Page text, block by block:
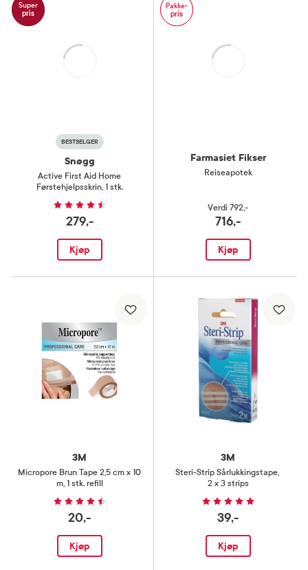
Super
pris
BESTSELGER
Snøgg
Active First Aid Home
Førstehjelpsskrin, 1 stk.
279,-
Kjøp
Pakke-
pris
Farmasiet Fikser
Reiseapotek
Verdi 792,-
716,-
Kjøp
3M
Micropore Brun Tape 2,5 cm x 10
m, 1 stk. refill
20,-
Kjøp
3M
Steri-Strip Sårlukkingstape,
2 x 3 strips
39,-
Kjøp